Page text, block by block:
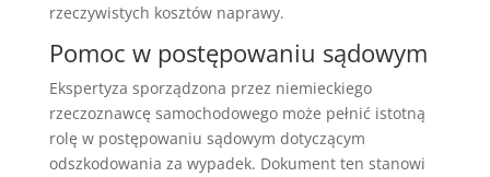
rzeczywistych kosztów naprawy.
Pomoc w postępowaniu sądowym
Ekspertyza sporządzona przez niemieckiego
rzeczoznawcę samochodowego może pełnić istotną
rolę w postępowaniu sądowym dotyczącym
odszkodowania za wypadek. Dokument ten stanowi